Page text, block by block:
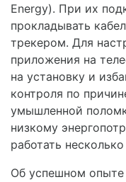
Energy). При их
прокладывать
трекером. Для
приложения на
на установку и
контроля по
умышленной
низкому
работать
Об успешном